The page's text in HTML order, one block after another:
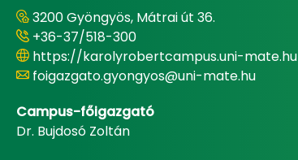
3200 Gyöngyös, Mátrai út 36.
+36-37/518-300
https://karolyrobertcampus.uni-mate.hu
foigazgato.gyongyos@uni-mate.hu
Campus-főigazgató
Dr. Bujdosó Zoltán